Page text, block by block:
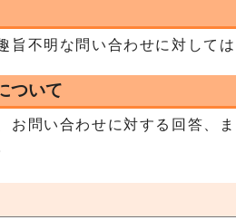
旨不明な問い合わせに対して
ついて
お問い合わせに対する回答、